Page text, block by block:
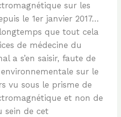
sur les
le 1er janvier 2017…
que tout cela
de médecine du
a s’en saisir, faute de
sur le
vu sous le prisme de
et non de
sein de cet